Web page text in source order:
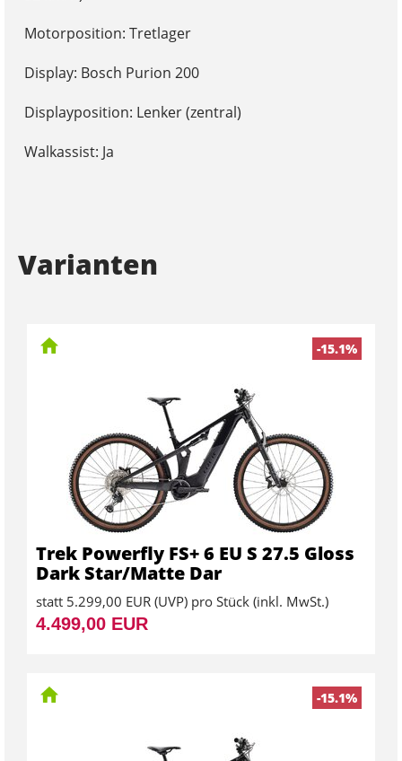
Motorposition: Tretlager
Display: Bosch Purion 200
Displayposition: Lenker (zentral)
Walkassist: Ja
Varianten
-15.1%
Trek Powerfly FS+ 6 EU S 27.5 Gloss
Dark Star/Matte Dar
statt 5.299,00 EUR (UVP) pro Stück (inkl. MwSt.)
4.499,00 EUR
-15.1%